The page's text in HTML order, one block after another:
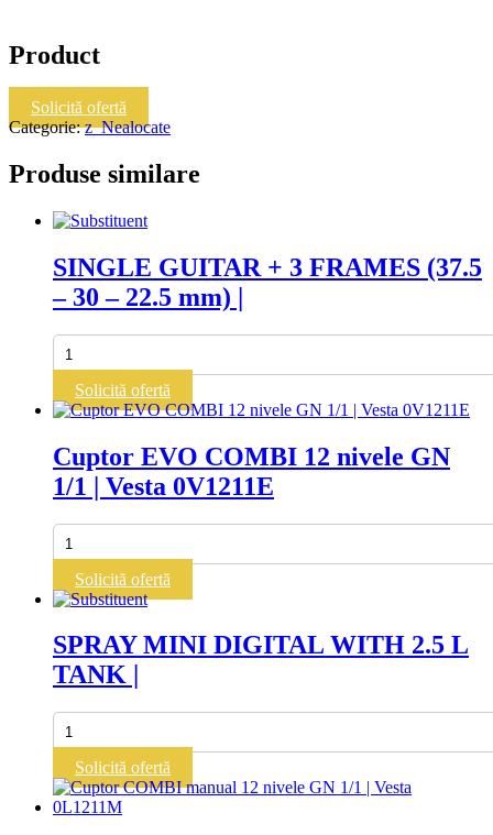
Product
Solicită ofertă
Categorie:z_Nealocate
Produse similare
SINGLE GUITAR + 3 FRAMES (37.5
– 30 – 22.5 mm) |
Cantitate
SINGLE
GUITAR
+
3
(37.5
-
30
-
22.5
mm)
Solicită ofertă
Cuptor EVO COMBI 12 nivele GN
1/1 | Vesta 0V1211E
Cantitate
Cuptor
EVO
COMBI
12
GN
1/1
|
Vesta
0V1211E
Solicită ofertă
SPRAY MINI DIGITAL WITH 2.5 L
TANK |
Cantitate
SPRAY
MINI
DIGITAL
WITH
2.5
Solicită ofertă